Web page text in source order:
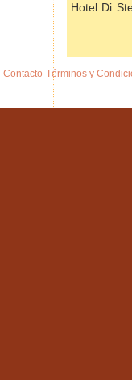
Hotel Di
Contacto Términos y